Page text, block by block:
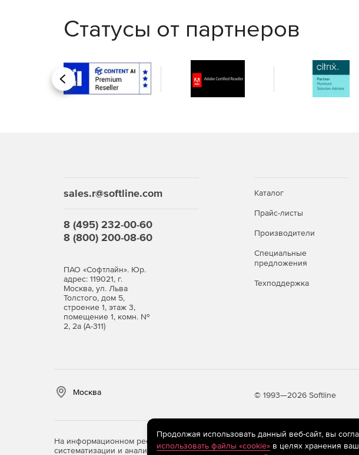
Статусы от партнеров
Назад
sales.r@softline.com
8 (495) 232-00-60
8 (800) 200-08-60
ПАО «Софтлайн». Юр.
адрес: 119021, г.
Москва, ул. Льва
Толстого, дом 5,
строение 1, этаж 3,
помещение 1, комн. №
2, 2а (А-311)
Каталог
Прайс-листы
Производители
Специальные
предложения
Техподдержка
Москва © 1993—2026 Softline
На информационном ресурсе store.softline.ru применяются рекомендательные
систематизации и анализа сведений, относящихся к предпочтениям
Продолжая использовать данный веб-сайт, вы
использовать файлы «cookie»в целях хранения